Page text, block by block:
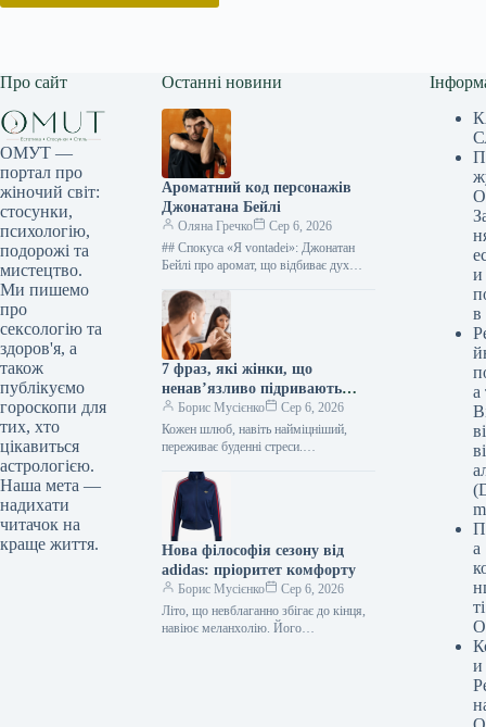
Про сайт
ОМУТ —
портал про
жіночий світ:
стосунки,
психологію,
подорожі та
мистецтво.
Ми пишемо
про
сексологію та
здоров'я, а
також
публікуємо
гороскопи для
тих, хто
цікавиться
астрологією.
Наша мета —
надихати
читачок на
краще життя.
Останні новини
Ароматний код персонажів
Джонатана Бейлі
Оляна Гречко
Сер 6, 2026
## Спокуса «Я vontadei»: Джонатан
Бейлі про аромат, що відбиває дух
Фото: Armani Beauty; ОМУТ
ЗберегтиЗберегти…
7 фраз, які жінки, що
ненав’язливо підривають
авторитет своїх чоловіків,
говорять у повсякденних
розмовах, на думку експертів
Борис Мусієнко
Сер 6, 2026
Кожен шлюб, навіть найміцніший,
переживає буденні стреси.
досягнувши межі, висловлює
образливу фразу або коментар,
несвідомо завдаючи…
Нова філософія сезону від
adidas: пріоритет комфорту
Борис Мусієнко
Сер 6, 2026
Літо, що невблаганно збігає до кінця,
навіює меланхолію. Його
и
в
а
а
и